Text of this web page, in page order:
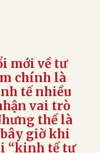
mới về tư
chính là
tế nhiều
vai trò
thế là
giờ khi
“kinh tế tư